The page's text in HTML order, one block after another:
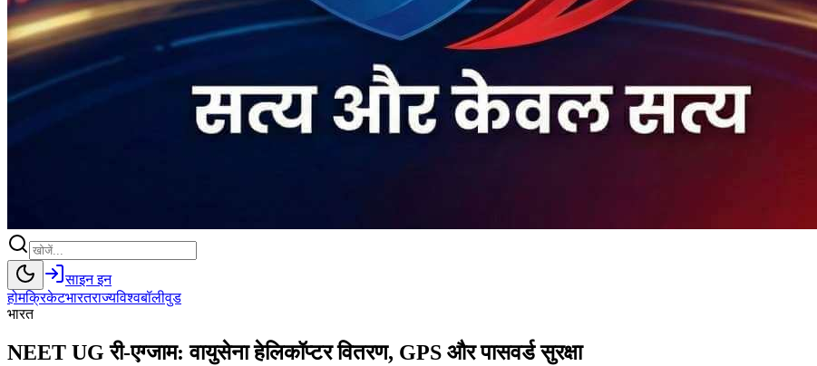
साइन इन
होमक्रिकेटभारतराज्यविश्वबॉलीवुड
भारत
NEET UG री-एग्जाम: वायुसेना हेलिकॉप्टर वितरण, GPS और पासवर्ड सुरक्षा